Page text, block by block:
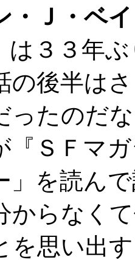
・Ｊ・ベ
は３３年
の後半は
ったのだ
『ＳＦマ
」を読ん
からなく
を思い出